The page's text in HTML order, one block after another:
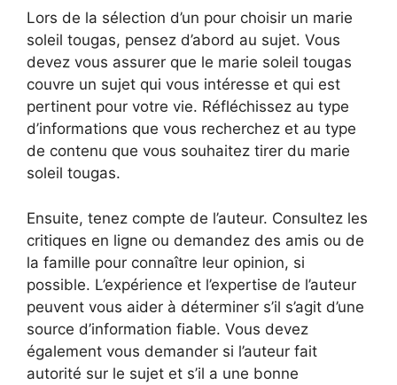
Lors de la sélection d’un pour choisir un marie
soleil tougas, pensez d’abord au sujet. Vous
devez vous assurer que le marie soleil tougas
couvre un sujet qui vous intéresse et qui est
pertinent pour votre vie. Réfléchissez au type
d’informations que vous recherchez et au type
de contenu que vous souhaitez tirer du marie
soleil tougas.
Ensuite, tenez compte de l’auteur. Consultez les
critiques en ligne ou demandez des amis ou de
la famille pour connaître leur opinion, si
possible. L’expérience et l’expertise de l’auteur
peuvent vous aider à déterminer s’il s’agit d’une
source d’information fiable. Vous devez
également vous demander si l’auteur fait
autorité sur le sujet et s’il a une bonne